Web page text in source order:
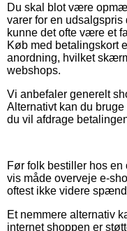
Du skal blot være
varer for en udsalgspris
kunne det ofte være et
Køb med betalingskort
anordning, hvilket
webshops.
Vi anbefaler generelt
Alternativt kan du
du vil afdrage
Før folk bestiller hos
vis måde overveje e-
oftest ikke videre
Et nemmere alternativ
internet shoppen er